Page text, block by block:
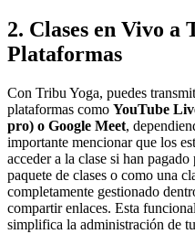
2. Clases en Vivo a
Plataformas
Con Tribu Yoga, puedes
plataformas como YouTube
pro) o Google Meet,
importante mencionar que los
acceder a la clase si han
paquete de clases o como una
completamente gestionado
compartir enlaces. Esta
simplifica la administración de